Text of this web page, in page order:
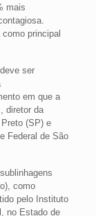
mais
principal
ser
em que a
diretor da
(SP) e
Federal de São
como
pelo Instituto
no Estado de